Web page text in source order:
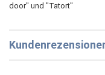
door" und "Tatort"